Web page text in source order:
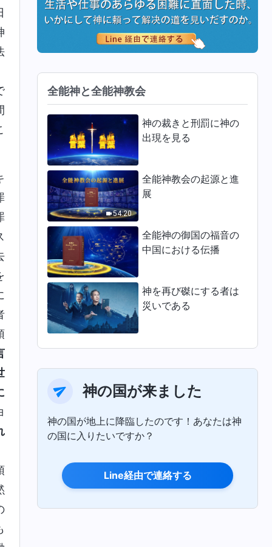
全能神と全能神教会
神の裁きと刑罰に神の
出現を見る
54:20
全能神教会の起源と進
展
全能神の御国の福音の
中国における伝播
神を再び磔にする者は
災いである
神の国が来ました
神の国が地上に降臨したのです！あなたは神
の国に入りたいですか？
Line経由で連絡する